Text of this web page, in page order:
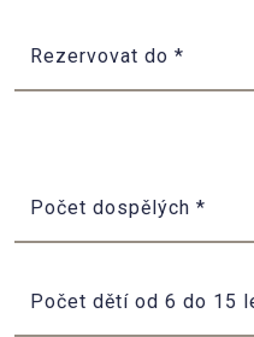
Rezervovat do *
Počet dospělých *
Počet dětí od 6 do 15